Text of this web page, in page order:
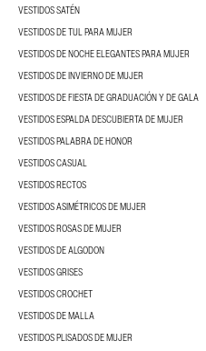
VESTIDOS SATÉN
VESTIDOS DE TUL PARA MUJER
VESTIDOS DE NOCHE ELEGANTES PARA MUJER
VESTIDOS DE INVIERNO DE MUJER
VESTIDOS DE FIESTA DE GRADUACIÓN Y DE GALA
VESTIDOS ESPALDA DESCUBIERTA DE MUJER
VESTIDOS PALABRA DE HONOR
VESTIDOS CASUAL
VESTIDOS RECTOS
VESTIDOS ASIMÉTRICOS DE MUJER
VESTIDOS ROSAS DE MUJER
VESTIDOS DE ALGODON
VESTIDOS GRISES
VESTIDOS CROCHET
VESTIDOS DE MALLA
VESTIDOS PLISADOS DE MUJER